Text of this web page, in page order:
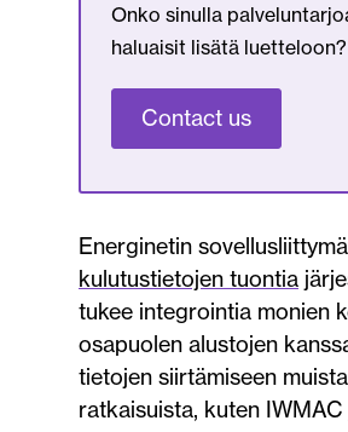
Onko sinulla
haluaisit lisätä luetteloon?
Contact us
Energinetin
kulutustietojen tuontia
tukee integrointia monien
osapuolen alustojen
tietojen siirtämiseen
ratkaisuista, kuten